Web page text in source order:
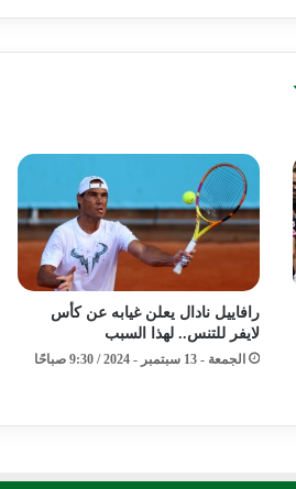
رافاييل نادال يعلن غيابه عن كأس
لايفر للتنس.. لهذا السبب
الجمعة - 13 سبتمبر - 2024 / 9:30 صباحًا